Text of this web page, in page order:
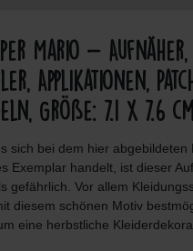
Mario - Aufnäher,
Applikationen,
Größe: 7.1 x 7.6 cm
sich bei dem hier abgebildeten
Exemplar handelt, ist dieser
gefährlich. Vor allem
diesem schönen Motiv
eine herbstliche